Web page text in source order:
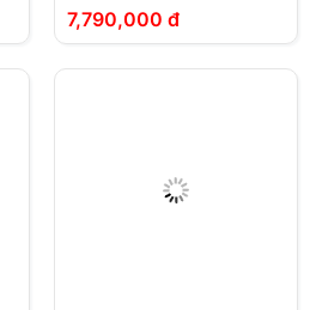
7,790,000 đ